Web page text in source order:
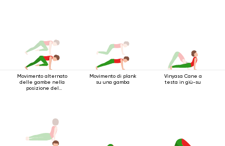
Movimento alternato
delle gambe nella
posizione del
Movimento di plank
su una gamba
Vinyasa Cane a
testa in giù-su